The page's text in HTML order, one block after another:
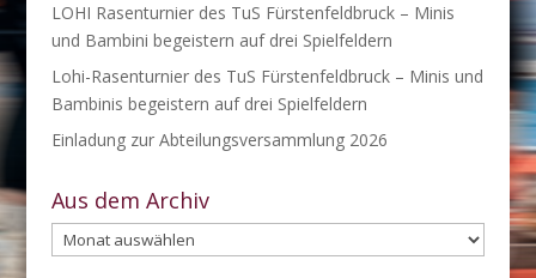
LOHI Rasenturnier des TuS Fürstenfeldbruck – Minis
und Bambini begeistern auf drei Spielfeldern
Lohi-Rasenturnier des TuS Fürstenfeldbruck – Minis und
Bambinis begeistern auf drei Spielfeldern
Einladung zur Abteilungsversammlung 2026
Aus dem Archiv
Aus
dem